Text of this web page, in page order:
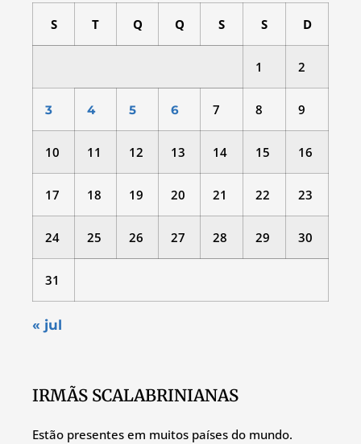
S T Q Q S S D
1 2
3 4 5 6 7 8 9
10 11 12 13 14 15 16
17 18 19 20 21 22 23
24 25 26 27 28 29 30
31
« jul
IRMÃS SCALABRINIANAS
Estão presentes em muitos países do mundo.